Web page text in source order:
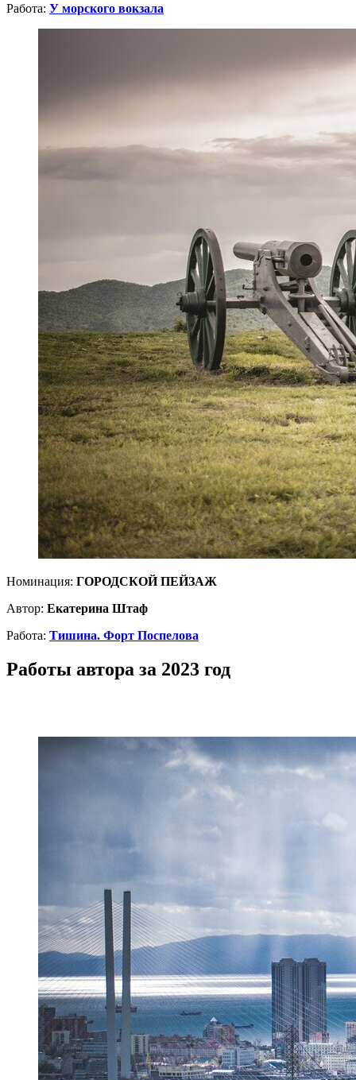
Работа: У морского вокзала
Номинация: ГОРОДСКОЙ ПЕЙЗАЖ
Автор: Екатерина Штаф
Работа: Тишина. Форт Поспелова
Работы автора за 2023 год